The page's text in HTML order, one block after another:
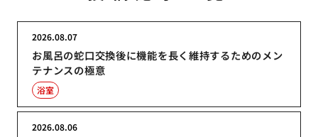
お風呂の蛇口交換後に機能を長く維持するためのメン
テナンスの極意
2026.08.07
浴室
2026.08.06